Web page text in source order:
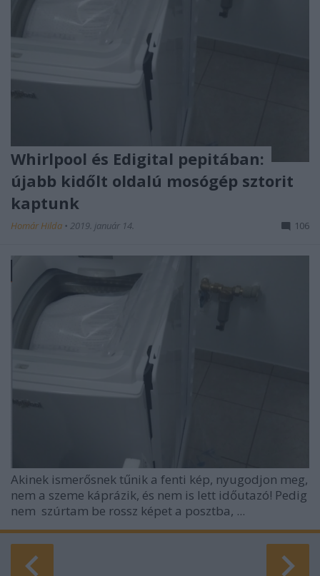
Whirlpool és Edigital pepitában:
újabb kidőlt oldalú mosógép sztorit
kaptunk
Homár Hilda • 2019. január 14. 106
Akinek ismerősnek tűnik a fenti kép, nyugodjon meg,
nem a szeme káprázik, és nem is lett időutazó! Pedig
nem szúrtam be rossz képet a posztba, ...